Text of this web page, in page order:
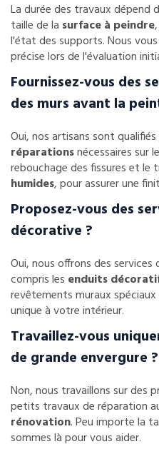
La durée des travaux dépend
taille de la surface à peindre
l'état des supports. Nous
précise lors de l'évaluation
Fournissez-vous des
des murs avant la
Oui, nos artisans sont
réparationsnécessaires sur
rebouchage des fissures et le
humides, pour assurer une
Proposez-vous des
décorative ?
Oui, nous offrons des
compris les enduits
revêtements muraux
unique à votre intérieur.
Travaillez-vous
de grande envergure ?
Non, nous travaillons sur des
petits travaux de réparation
rénovation. Peu importe la
sommes là pour vous aider.